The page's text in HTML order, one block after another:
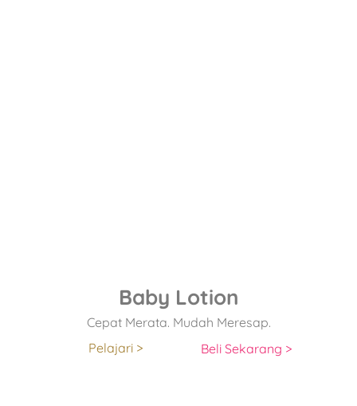
Baby Lotion
Cepat Merata. Mudah Meresap.
Pelajari >
Beli Sekarang >